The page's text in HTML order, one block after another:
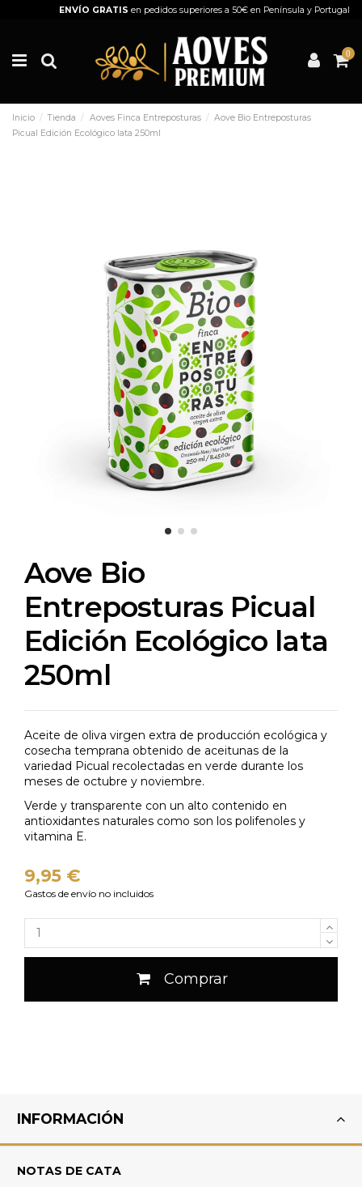
ENVÍO GRATIS en pedidos superiores a 50€ en Península y Portugal
0
Inicio Tienda Aoves Finca Entreposturas
Aove Bio Entreposturas
Picual Edición Ecológico lata 250ml
Aove Bio
Entreposturas Picual
Edición Ecológico lata
250ml
Aceite de oliva virgen extra de producción ecológica y
cosecha temprana obtenido de aceitunas de la
variedad Picual recolectadas en verde durante los
meses de octubre y noviembre.
Verde y transparente con un alto contenido en
antioxidantes naturales como son los polifenoles y
vitamina E.
9,95 €
Gastos de envío no incluidos
Comprar
INFORMACIÓN
NOTAS DE CATA